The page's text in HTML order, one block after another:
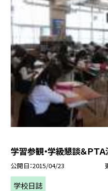
学習参観・学級懇談＆ＰＴ
公開日 2015/04/23
学校日誌